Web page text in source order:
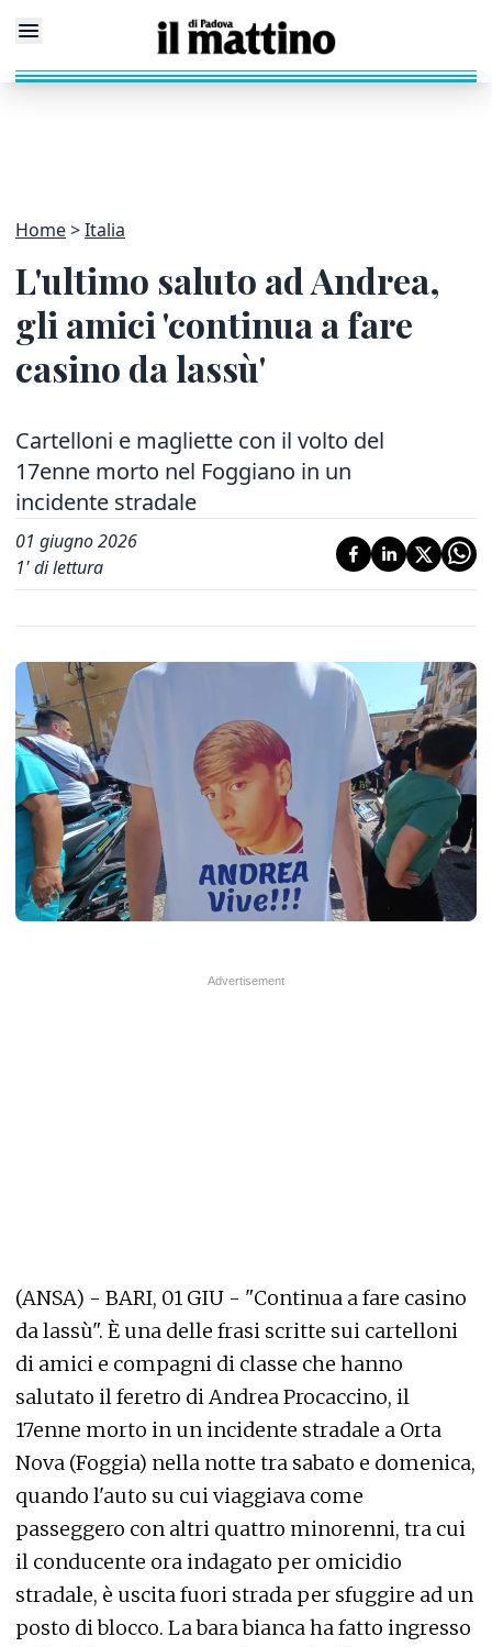
Home Italia
L'ultimo saluto ad Andrea,
gli amici 'continua a fare
casino da lassù'
Cartelloni e magliette con il volto del
17enne morto nel Foggiano in un
incidente stradale
01 giugno 2026
1' di lettura
(ANSA) - BARI, 01 GIU - "Continua a fare casino
da lassù". È una delle frasi scritte sui cartelloni
di amici e compagni di classe che hanno
salutato il feretro di Andrea Procaccino, il
17enne morto in un incidente stradale a Orta
Nova (Foggia) nella notte tra sabato e domenica,
quando l'auto su cui viaggiava come
passeggero con altri quattro minorenni, tra cui
il conducente ora indagato per omicidio
stradale, è uscita fuori strada per sfuggire ad un
posto di blocco. La bara bianca ha fatto ingresso